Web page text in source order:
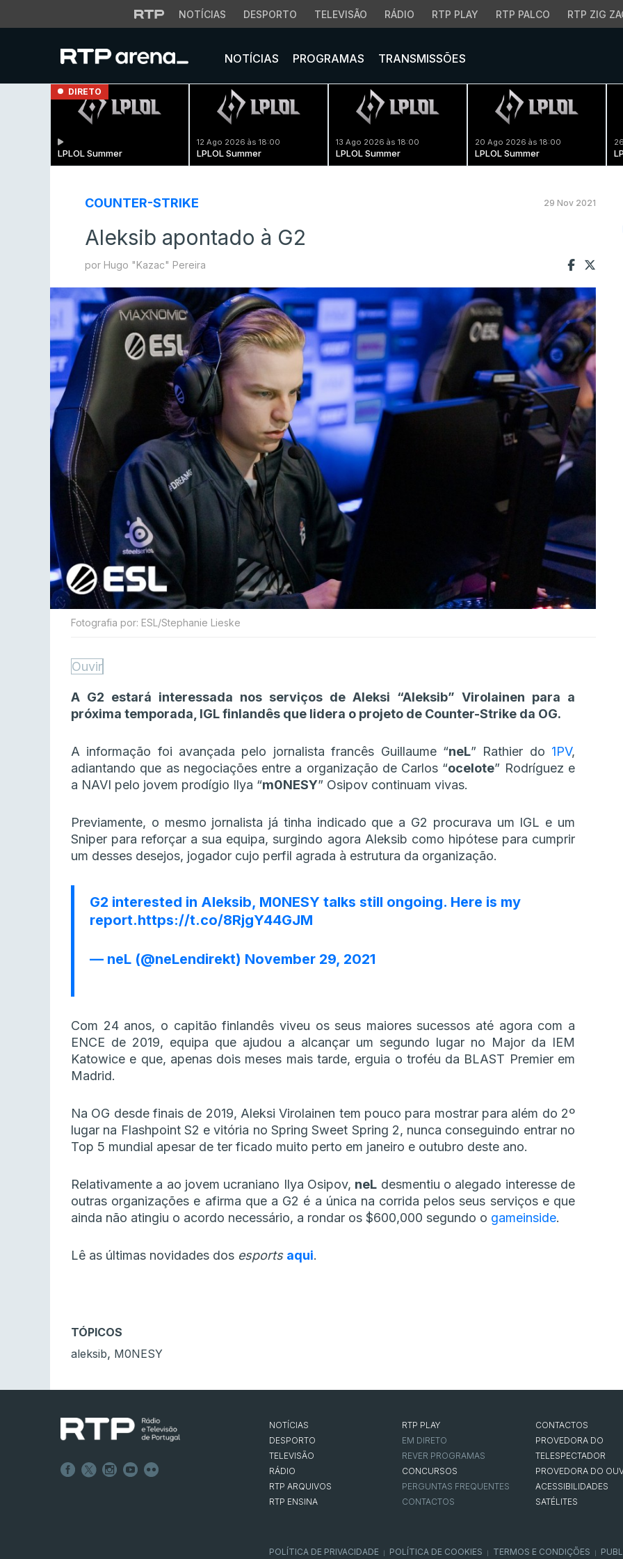
NOTÍCIAS DESPORTO TELEVISÃO RÁDIO RTP PLAY RTP PALCO RTP ZIG
NOTÍCIAS PROGRAMAS TRANSMISSÕES
DIRETO
LPLOL Summer
12 Ago 2026 às 18:00
LPLOL Summer
13 Ago 2026 às 18:00
LPLOL Summer
20 Ago 2026 às 18:00
LPLOL Summer
COUNTER-STRIKE 29 Nov 2021
Aleksib apontado à G2
por Hugo "Kazac" Pereira
Fotografia por: ESL/Stephanie Lieske
Ouvir
A G2 estará interessada nos serviços de Aleksi “Aleksib” Virolainen para a
próxima temporada, IGL finlandês que lidera o projeto de Counter-Strike da OG.
A informação foi avançada pelo jornalista francês Guillaume “neL” Rathier do 1PV,
adiantando que as negociações entre a organização de Carlos “ocelote” Rodríguez e
a NAVI pelo jovem prodígio Ilya “m0NESY” Osipov continuam vivas.
Previamente, o mesmo jornalista já tinha indicado que a G2 procurava um IGL e um
Sniper para reforçar a sua equipa, surgindo agora Aleksib como hipótese para cumprir
um desses desejos, jogador cujo perfil agrada à estrutura da organização.
G2 interested in Aleksib, M0NESY talks still ongoing. Here is my
report.https://t.co/8RjgY44GJM
— neL (@neLendirekt) November 29, 2021
Com 24 anos, o capitão finlandês viveu os seus maiores sucessos até agora com a
ENCE de 2019, equipa que ajudou a alcançar um segundo lugar no Major da IEM
Katowice e que, apenas dois meses mais tarde, erguia o troféu da BLAST Premier em
Madrid.
Na OG desde finais de 2019, Aleksi Virolainen tem pouco para mostrar para além do 2º
lugar na Flashpoint S2 e vitória no Spring Sweet Spring 2, nunca conseguindo entrar no
Top 5 mundial apesar de ter ficado muito perto em janeiro e outubro deste ano.
Relativamente a ao jovem ucraniano Ilya Osipov, neL desmentiu o alegado interesse de
outras organizações e afirma que a G2 é a única na corrida pelos seus serviços e que
ainda não atingiu o acordo necessário, a rondar os $600,000 segundo o gameinside.
Lê as últimas novidades dos esports aqui.
TÓPICOS
aleksib, M0NESY
NOTÍCIAS
DESPORTO
TELEVISÃO
RÁDIO
RTP ARQUIVOS
RTP ENSINA
RTP PLAY
EM DIRETO
REVER PROGRAMAS
CONCURSOS
PERGUNTAS FREQUENTES
CONTACTOS
CONTACTOS
PROVEDORA DO
TELESPECTADOR
PROVEDORA DO
ACESSIBILIDADES
SATÉLITES
POLÍTICA DE PRIVACIDADE POLÍTICA DE COOKIES TERMOS E CONDIÇÕES